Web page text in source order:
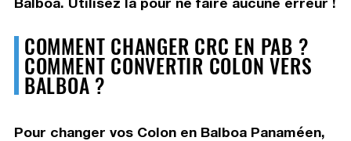
COMMENT CHANGER CRC EN PAB ?
COMMENT CONVERTIR COLON VERS
BALBOA ?
Pour changer vos Colon en Balboa Panaméen,